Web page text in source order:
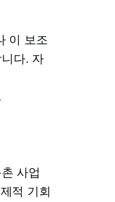
이 보조
다. 자
사업
적 기회